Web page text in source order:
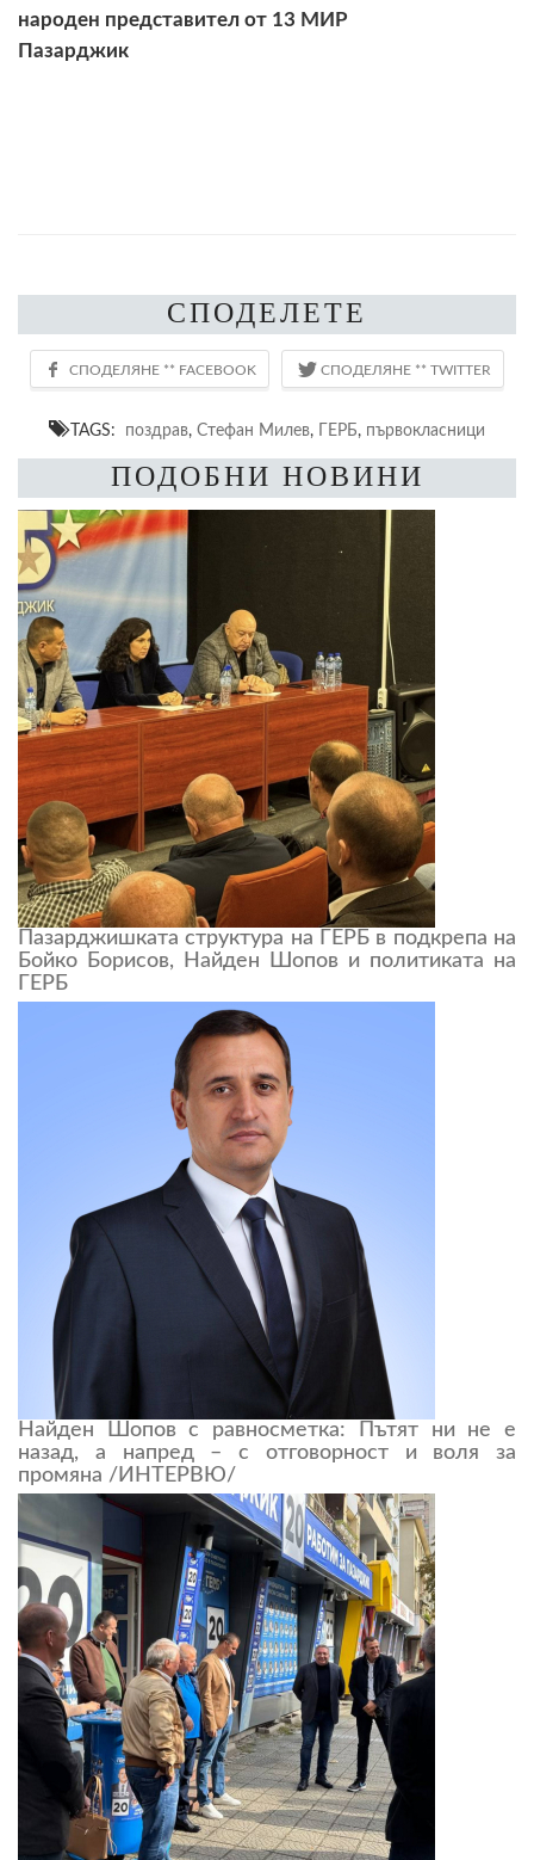
народен представител от 13 МИР
Пазарджик
СПОДЕЛЕТЕ
TAGS: поздрав, Стефан Милев, ГЕРБ, първокласници
ПОДОБНИ НОВИНИ
Пазарджишката структура на ГЕРБ в подкрепа на
Бойко Борисов, Найден Шопов и политиката на
ГЕРБ
Найден Шопов с равносметка: Пътят ни не е
назад, а напред – с отговорност и воля за
промяна /ИНТЕРВЮ/